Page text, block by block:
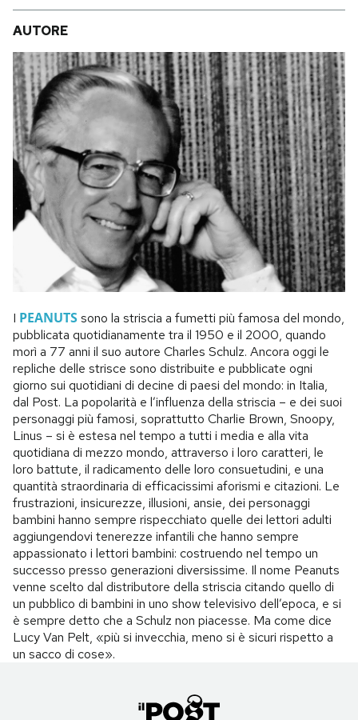
AUTORE
I PEANUTSsono la striscia a fumetti più famosa del mondo,
pubblicata quotidianamente tra il 1950 e il 2000, quando
morì a 77 anni il suo autore Charles Schulz. Ancora oggi le
repliche delle strisce sono distribuite e pubblicate ogni
giorno sui quotidiani di decine di paesi del mondo: in Italia,
dal Post. La popolarità e l’influenza della striscia – e dei suoi
personaggi più famosi, soprattutto Charlie Brown, Snoopy,
Linus – si è estesa nel tempo a tutti i media e alla vita
quotidiana di mezzo mondo, attraverso i loro caratteri, le
loro battute, il radicamento delle loro consuetudini, e una
quantità straordinaria di efficacissimi aforismi e citazioni. Le
frustrazioni, insicurezze, illusioni, ansie, dei personaggi
bambini hanno sempre rispecchiato quelle dei lettori adulti
aggiungendovi tenerezze infantili che hanno sempre
appassionato i lettori bambini: costruendo nel tempo un
successo presso generazioni diversissime. Il nome Peanuts
venne scelto dal distributore della striscia citando quello di
un pubblico di bambini in uno show televisivo dell’epoca, e si
è sempre detto che a Schulz non piacesse. Ma come dice
Lucy Van Pelt, «più si invecchia, meno si è sicuri rispetto a
un sacco di cose».